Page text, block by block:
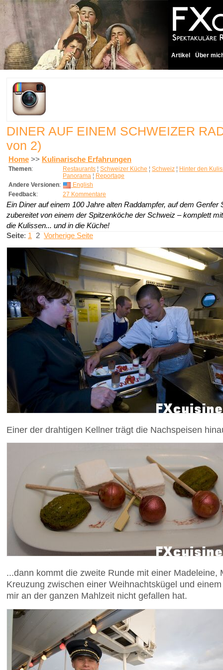
Artikel Über
DINER AUF EINEM SCHWEIZER
von 2)
Home >> Kulinarische Erfahrungen
Themen: Restaurants ¦ Schweizer Küche ¦ Schweiz ¦ Hinter den
Panorama ¦ Reportage
Andere Versionen:
English
Feedback: 27 Kommentare
Ein Diner auf einem 100 Jahre alten Raddampfer, auf dem Genfer
zubereitet von einem der Spitzenköche der Schweiz – komplett
die Kulissen... und in die Küche!
Seite: 1 2 Vorherige Seite
Einer der drahtigen Kellner trägt die Nachspeisen
...dann kommt die zweite Runde mit einer Madeleine,
Kreuzung zwischen einer Weihnachtskügel und
mir an der ganzen Mahlzeit nicht gefallen hat.